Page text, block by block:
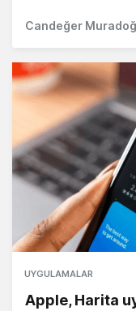
Candeğer
UYGULAMALAR
Apple, Harita